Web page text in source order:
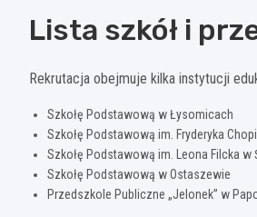
Lista szkół i
Rekrutacja obejmuje kilka instytucji
Szkołę Podstawową w Łysomicach
Szkołę Podstawową im. Fryderyka
Szkołę Podstawową im. Leona Filcka w
Szkołę Podstawową w Ostaszewie
Przedszkole Publiczne „Jelonek” w